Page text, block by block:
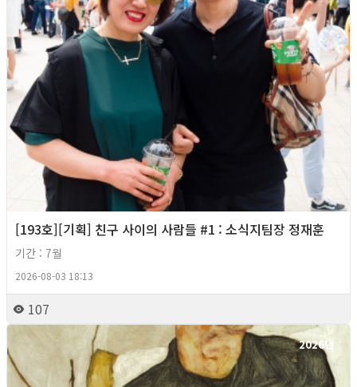
[193호][기획] 친구 사이의 사람들 #1 : 소식지팀장 정재훈
기간 : 7월
2026-08-03 18:13
107
2026년